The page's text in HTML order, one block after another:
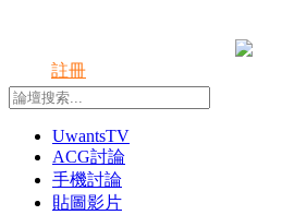
註冊
UwantsTV
ACG討論
手機討論
貼圖影片